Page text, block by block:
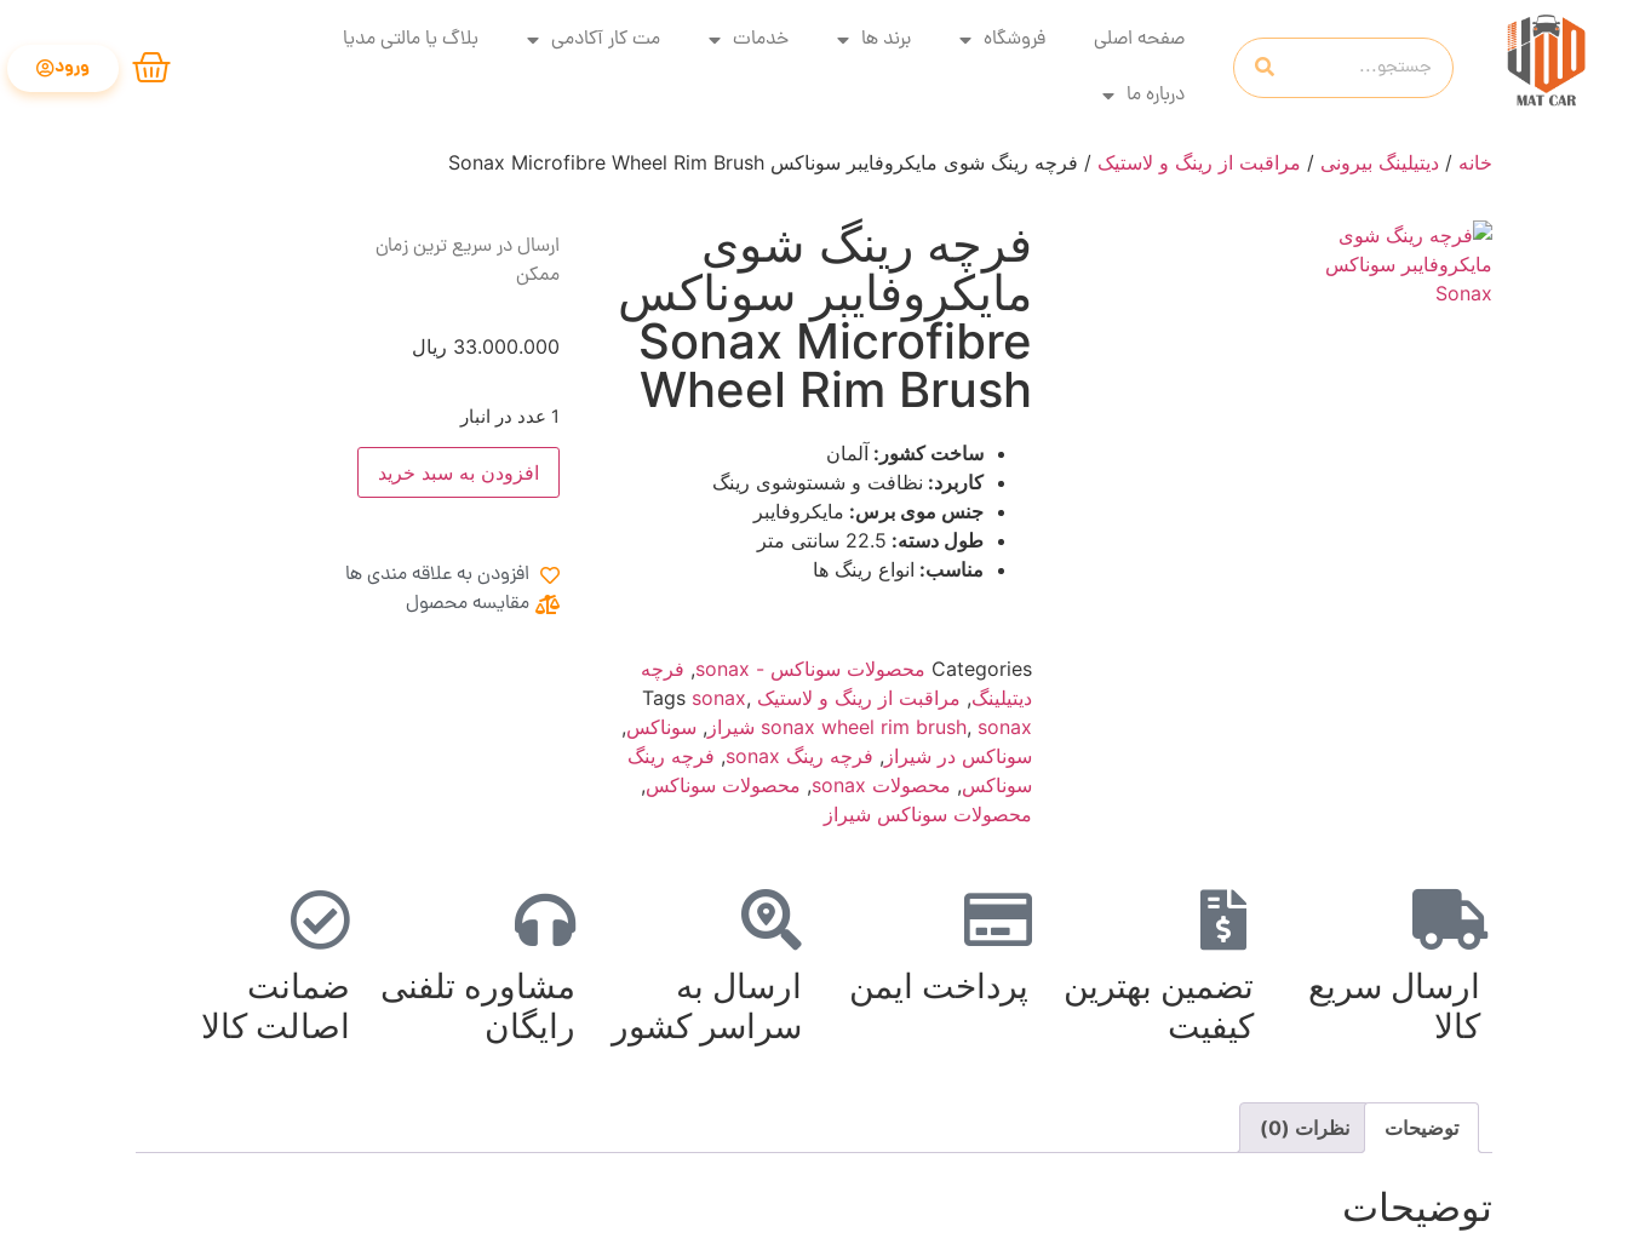
صفحه اصلی فروشگاه برند ها خدمات مت کار آکادمی
بلاگ یا مالتی مدیا
درباره ما
ورود
خانه / دیتیلینگ بیرونی / مراقبت از رینگ و لاستیک / فرچه رینگ شوی مایکروفایبر سوناکس Sonax Microfibre Wheel Rim Brush
فرچه رینگ شوی
مایکروفایبر سوناکس
Sonax Microfibre
Wheel Rim Brush
ساخت کشور: آلمان
کاربرد: نظافت و شستوشوی رینگ
جنس موی برس: مایکروفایبر
طول دسته: 22.5 سانتی متر
مناسب: انواع رینگ ها
Categories محصولات سوناکس - sonax , فرچه
دیتیلینگ, مراقبت از رینگ و لاستیک Tags sonax,
sonax wheel rim brush, sonax شیراز , سوناکس,
سوناکس در شیراز , فرچه رینگ sonax , فرچه رینگ
سوناکس, محصولات sonax , محصولات سوناکس,
محصولات سوناکس شیراز
ارسال در سریع ترین زمان
ممکن
33.000.000 ریال
1 عدد در انبار
افزودن به سبد خرید
افزودن به علاقه مندی ها
مقایسه محصول
ارسال سریع
کالا
تضمین بهترین
کیفیت
پرداخت ایمن
ارسال به
سراسر کشور
مشاوره تلفنی
رایگان
ضمانت
اصالت کالا
توضیحات نظرات (0)
توضیحات